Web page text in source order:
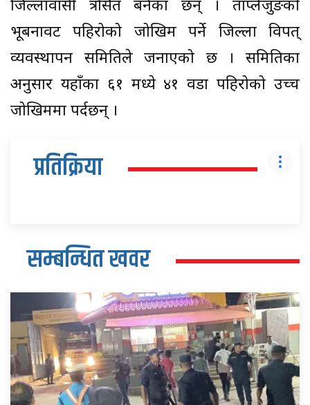
जिल्लावासी त्रसित बनेका छन् । ताप्लेजुङको
भूबनावट पहिरोको जोखिम पर्ने जिल्ला विपत्
व्यवस्थापन समितिले जनाएको छ । समितिका
अनुसार यहाँका ६१ मध्ये ४१ वडा पहिरोको उच्च
जोखिममा पर्दछन् ।
प्रतिक्रिया
सम्बन्धित खवर